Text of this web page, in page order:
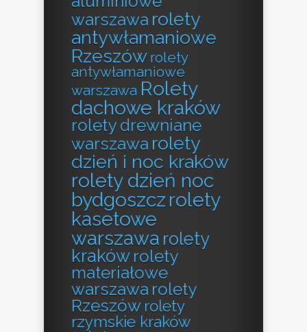
warszawa rolety
antywłamaniowe
Rzeszów rolety
antywłamaniowe
warszawa Rolety
dachowe kraków
rolety drewniane
warszawa rolety
dzień i noc kraków
rolety dzień noc
bydgoszcz rolety
kasetowe
warszawa rolety
kraków rolety
materiałowe
warszawa rolety
Rzeszów rolety
rzymskie kraków